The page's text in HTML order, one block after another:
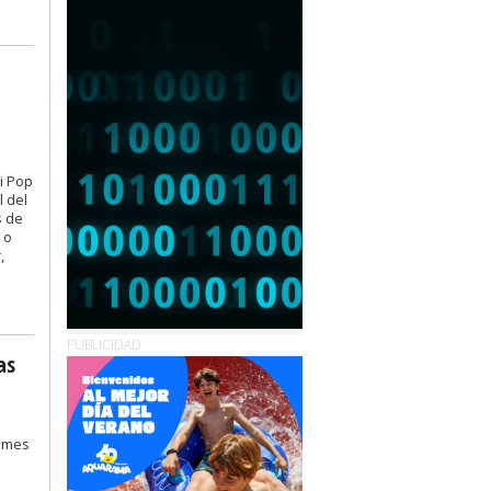
Pop
del
de
PUBLICIDAD